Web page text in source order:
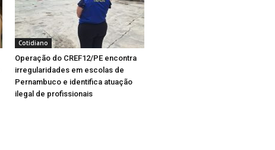
Cotidiano
Operação do CREF12/PE encontra
irregularidades em escolas de
Pernambuco e identifica atuação
ilegal de profissionais